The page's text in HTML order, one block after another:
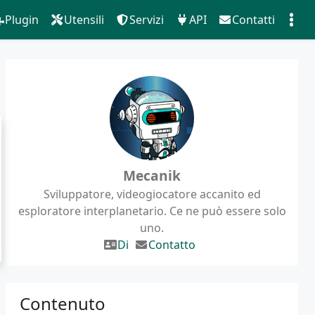
Plugin Utensili Servizi API Contatti
Mecanik
Sviluppatore, videogiocatore accanito ed
esploratore interplanetario. Ce ne può essere solo
uno.
Di
Contatto
Contenuto